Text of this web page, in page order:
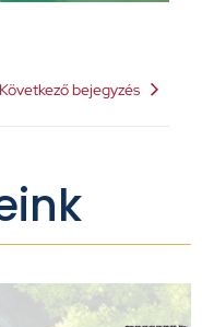
Következő bejegyzés